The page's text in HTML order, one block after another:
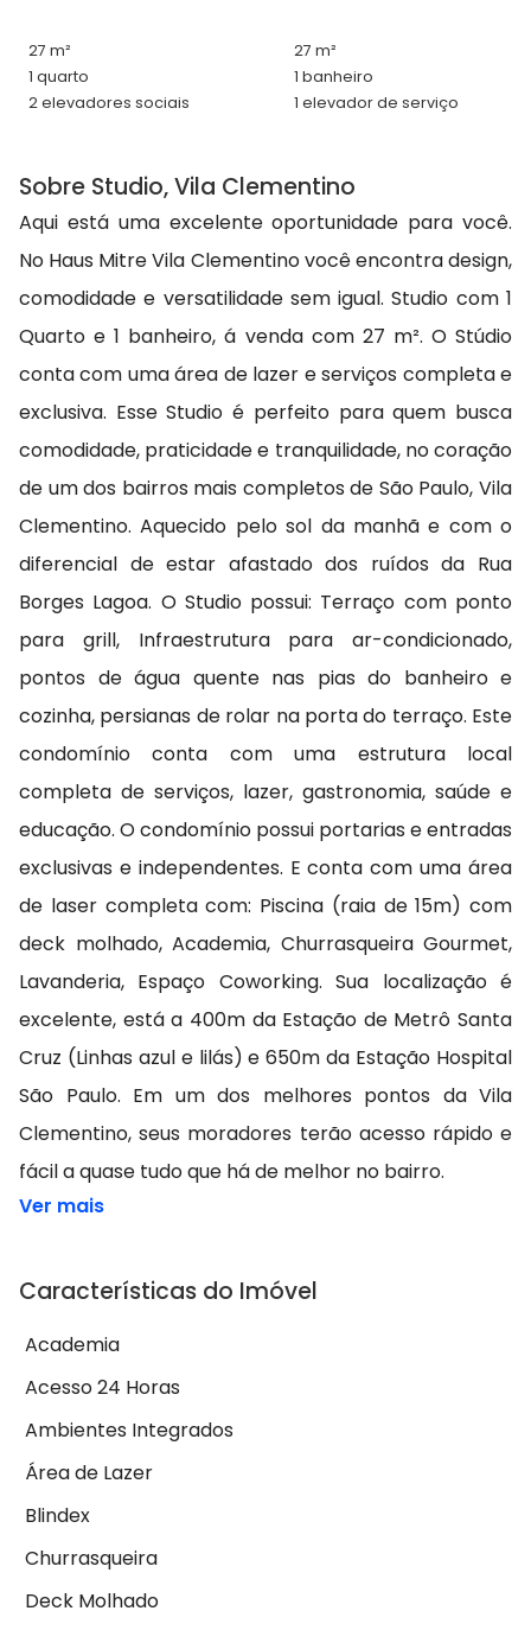
27 m²
27 m²
1 quarto
1 banheiro
2 elevadores sociais
1 elevador de serviço
Sobre Studio, Vila Clementino
Aqui está uma excelente oportunidade para você.
No Haus Mitre Vila Clementino você encontra design,
comodidade e versatilidade sem igual. Studio com 1
Quarto e 1 banheiro, á venda com 27 m². O Stúdio
conta com uma área de lazer e serviços completa e
exclusiva. Esse Studio é perfeito para quem busca
comodidade, praticidade e tranquilidade, no coração
de um dos bairros mais completos de São Paulo, Vila
Clementino. Aquecido pelo sol da manhã e com o
diferencial de estar afastado dos ruídos da Rua
Borges Lagoa. O Studio possui: Terraço com ponto
para grill, Infraestrutura para ar-condicionado,
pontos de água quente nas pias do banheiro e
cozinha, persianas de rolar na porta do terraço. Este
condomínio conta com uma estrutura local
completa de serviços, lazer, gastronomia, saúde e
educação. O condomínio possui portarias e entradas
exclusivas e independentes. E conta com uma área
de laser completa com: Piscina (raia de 15m) com
deck molhado, Academia, Churrasqueira Gourmet,
Lavanderia, Espaço Coworking. Sua localização é
excelente, está a 400m da Estação de Metrô Santa
Cruz (Linhas azul e lilás) e 650m da Estação Hospital
São Paulo. Em um dos melhores pontos da Vila
Clementino, seus moradores terão acesso rápido e
fácil a quase tudo que há de melhor no bairro.
Ver mais
Características do Imóvel
Academia
Acesso 24 Horas
Ambientes Integrados
Área de Lazer
Blindex
Churrasqueira
Deck Molhado